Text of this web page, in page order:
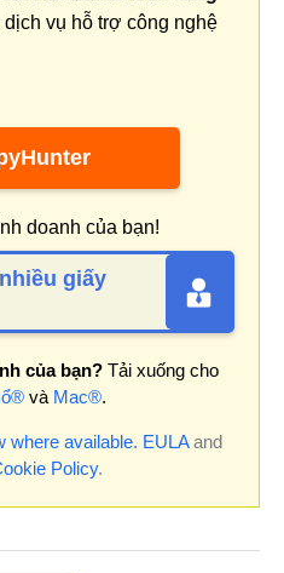
vụ hỗ trợ công nghệ
doanh của bạn!
giấy
của bạn?Tải xuống cho
và Mac®.
where available. EULAand
Policy.